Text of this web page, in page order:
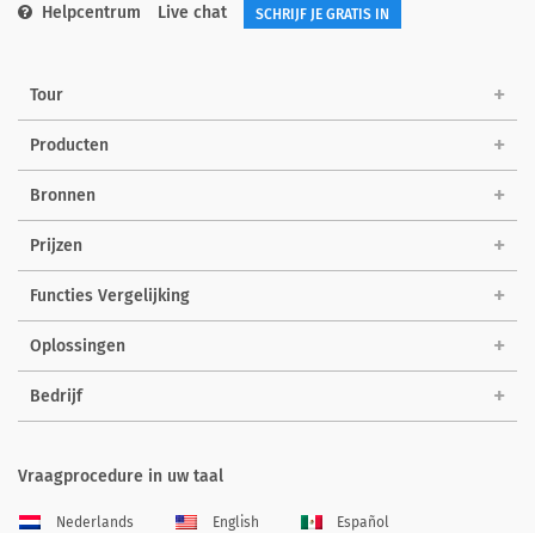
Helpcentrum Live chat SCHRIJF JE GRATIS IN
Tour
Producten
Bronnen
Prijzen
Functies Vergelijking
Oplossingen
Bedrijf
Vraagprocedure in uw taal
Nederlands English Español